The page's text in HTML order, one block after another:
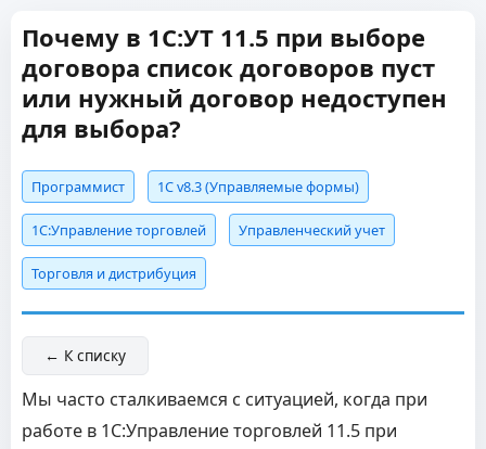
Почему в 1С:УТ 11.5 при выборе
договора список договоров пуст
или нужный договор недоступен
для выбора?
Программист 1С v8.3 (Управляемые формы)
1С:Управление торговлей Управленческий учет
Торговля и дистрибуция
← К списку
Мы часто сталкиваемся с ситуацией, когда при
работе в 1С:Управление торговлей 11.5 при